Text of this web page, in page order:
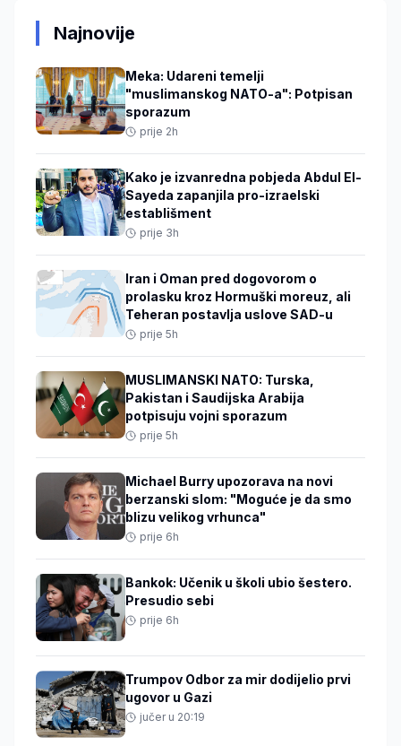
Najnovije
Meka: Udareni temelji
"muslimanskog NATO-a": Potpisan
sporazum
prije 2h
Kako je izvanredna pobjeda Abdul El-
Sayeda zapanjila pro-izraelski
establišment
prije 3h
Iran i Oman pred dogovorom o
prolasku kroz Hormuški moreuz, ali
Teheran postavlja uslove SAD-u
prije 5h
MUSLIMANSKI NATO: Turska,
Pakistan i Saudijska Arabija
potpisuju vojni sporazum
prije 5h
Michael Burry upozorava na novi
berzanski slom: "Moguće je da smo
blizu velikog vrhunca"
prije 6h
Bankok: Učenik u školi ubio šestero.
Presudio sebi
prije 6h
Trumpov Odbor za mir dodijelio prvi
ugovor u Gazi
jučer u 20:19